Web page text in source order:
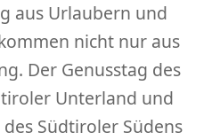
aus Urlaubern und
nicht nur aus
Der Genusstag des
Unterland und
Südtiroler Südens